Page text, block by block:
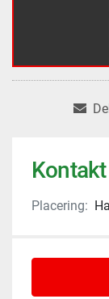
Placering: